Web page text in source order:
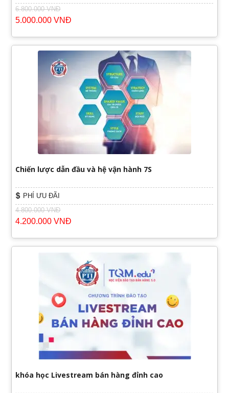
6.800.000 VNĐ
5.000.000 VNĐ
Chiến lược dẫn đầu và hệ vận hành 7S
PHÍ ƯU ĐÃI
4.800.000 VNĐ
4.200.000 VNĐ
khóa học Livestream bán hàng đỉnh cao